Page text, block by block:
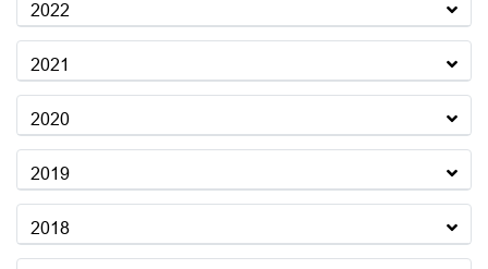
2022
2021
2020
2019
2018